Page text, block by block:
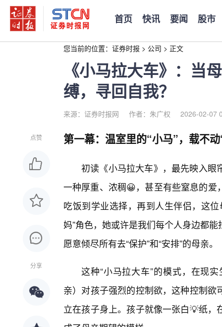
首页 快讯 要闻 股市
您当前的位置： 证券时报 > 公司 > 正文
《小马拉大车》：当
缚，寻回自我？
来源：证券时报网 作者：朱广权 2026-02-07
点赞
分享
第一幕：温室里的“小马”，载不
初读《小马拉大车》，最先映入眼
一种厚重、浓稠😀，甚至有些窒息的
吃饭到学业选择，再到人生伴侣，这
妈”角色，她或许是我们每个人身边都
愿意倾尽所有去“保护”和“安排”的母亲。
这种“小马拉大车”的模式，在现
亲）对孩子强烈的控制欲，这种控制
立在孩子身上。孩子就像一张白💡纸